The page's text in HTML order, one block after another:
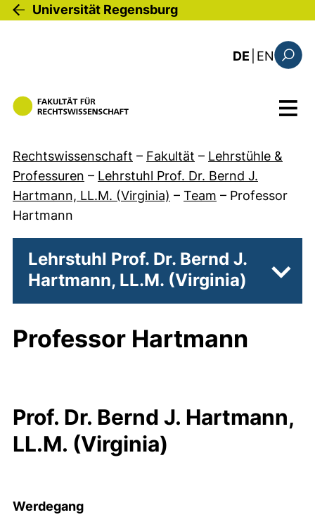
Direkt zum Inhalt
Universität Regensburg
DE EN: this
Menü
Rechtswissenschaft – Fakultät – Lehrstühle &
Professuren – Lehrstuhl Prof. Dr. Bernd J.
Hartmann, LL.M. (Virginia) – Team – Professor
Hartmann
Lehrstuhl Prof. Dr. Bernd J.
Hartmann, LL.M. (Virginia)
Professor Hartmann
Prof. Dr. Bernd J. Hartmann,
LL.M. (Virginia)
Werdegang